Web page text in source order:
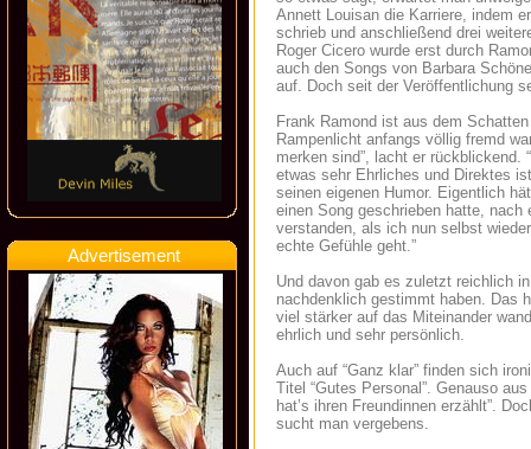
Advertisement
Annett Louisan die Karriere, indem
schrieb und anschließend drei
Roger Cicero wurde erst durch
auch den Songs von Barbara
auf. Doch seit der Veröffentlichung
Frank Ramond ist aus dem
Rampenlicht anfangs völlig fremd
merken sind”, lacht er
etwas sehr Ehrliches und Direktes
seinen eigenen Humor. Eigentlich
einen Song geschrieben hatte,
verstanden, als ich nun selbst
echte Gefühle geht.”
Und davon gab es zuletzt reichlich
nachdenklich gestimmt haben. Das
viel stärker auf das Miteinander
ehrlich und sehr persönlich.
Auch auf “Ganz klar” finden sich
Titel “Gutes Personal”. Genauso
hat’s ihren Freundinnen erzählt”.
sucht man vergebens.